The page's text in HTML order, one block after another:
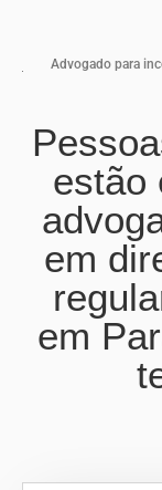
Advogado para
estão
em
em